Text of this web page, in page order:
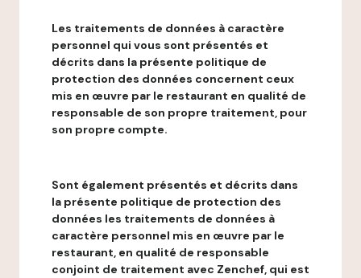
Les traitements de données à caractère
personnel qui vous sont présentés et
décrits dans la présente politique de
protection des données concernent ceux
mis en œuvre par le restaurant en qualité de
responsable de son propre traitement, pour
son propre compte.
Sont également présentés et décrits dans
la présente politique de protection des
données les traitements de données à
caractère personnel mis en œuvre par le
restaurant, en qualité de responsable
conjoint de traitement avec Zenchef, qui est